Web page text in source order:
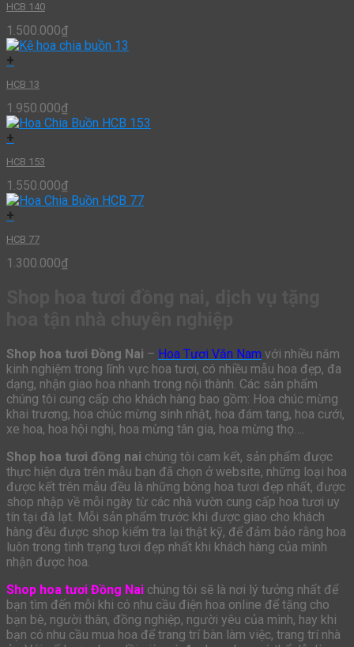
HCB 140
1.500.000₫
+
HCB 13
1.950.000₫
+
HCB 153
1.550.000₫
+
HCB 77
1.300.000₫
Shop hoa tươi Đồng Nai – Hoa Tươi Văn Nam với nhiều năm
kinh nghiệm trong lĩnh vực hoa tươi, có nhiều mẫu hoa đẹp, đa
dạng, nhận giao hoa nhanh trong nội thành. Các sản phẩm
chúng tôi cung cấp cho khách hàng bao gồm: Hoa chúc mừng
khai trương, hoa chúc mừng sinh nhật, hoa đám tang, hoa cưới,
xe hoa, hoa hội nghị, hoa mừng tân gia, hoa mừng thọ….
Shop hoa tươi đồng nai chúng tôi cam kết, sản phẩm được
thực hiện dựa trên mẫu bạn đã chọn ở website, những loại hoa
được kết trên mẫu đều là những bông hoa tươi đẹp nhất, được
shop nhập về mỗi ngày từ các nhà vườn cung cấp hoa tươi uy
tín tại đà lạt. Mỗi sản phẩm trước khi được giao cho khách
hàng đều được shop kiểm tra lại thật kỹ, để đảm bảo rằng hoa
luôn trong tình trạng tươi đẹp nhất khi khách hàng của mình
nhận được hoa.
Shop hoa tươi Đồng Nai chúng tôi sẽ là nơi lý tưởng nhất để
bạn tìm đến mỗi khi có nhu cầu điện hoa online để tặng cho
bạn bè, người thân, đồng nghiệp, người yêu của mình, hay khi
bạn có nhu cầu mua hoa để trang trí bàn làm việc, trang trí nhà